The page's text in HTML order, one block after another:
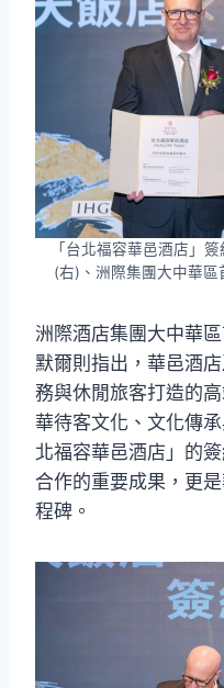
「台北福容華邑酒店」
(右)、洲際集團大中華區
洲際酒店集團大中華
默爾則指出，華邑酒
務與休閒旅客打造的
華待客文化、文化傳
北福容華邑酒店」的
合作的重要成果，更
程碑。